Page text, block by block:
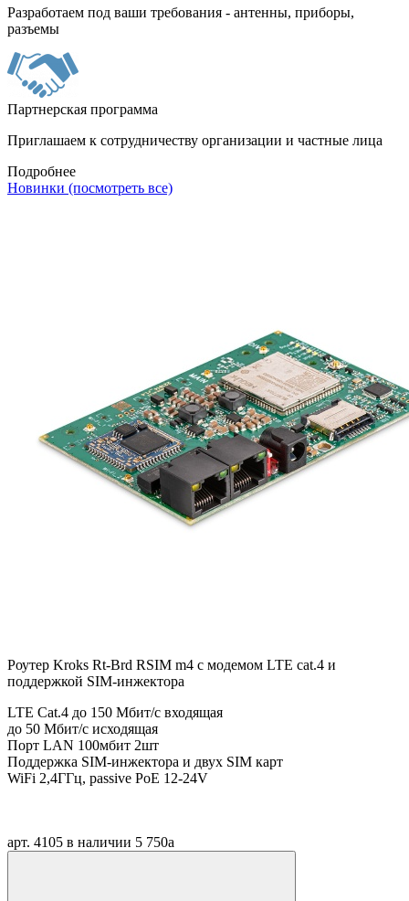
Разработаем под ваши требования - антенны, приборы,
разъемы
Партнерская программа
Приглашаем к сотрудничеству организации и частные лица
Подробнее
Новинки (посмотреть все)
Роутер Kroks Rt-Brd RSIM m4 с модемом LTE cat.4 и
поддержкой SIM-инжектора
LTE Cat.4 до 150 Мбит/c входящая
до 50 Мбит/с исходящая
Порт LAN 100мбит 2шт
Поддержка SIM-инжектора и двух SIM карт
WiFi 2,4ГГц, passive PoE 12-24V
арт. 4105 в наличии 5 750a